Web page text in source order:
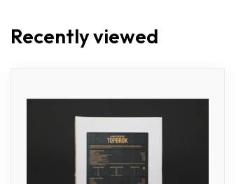
Lekkere brokken voor de hond , goede
Björn Waele
Posted on 7 March 2022 at 12:04
Recently viewed